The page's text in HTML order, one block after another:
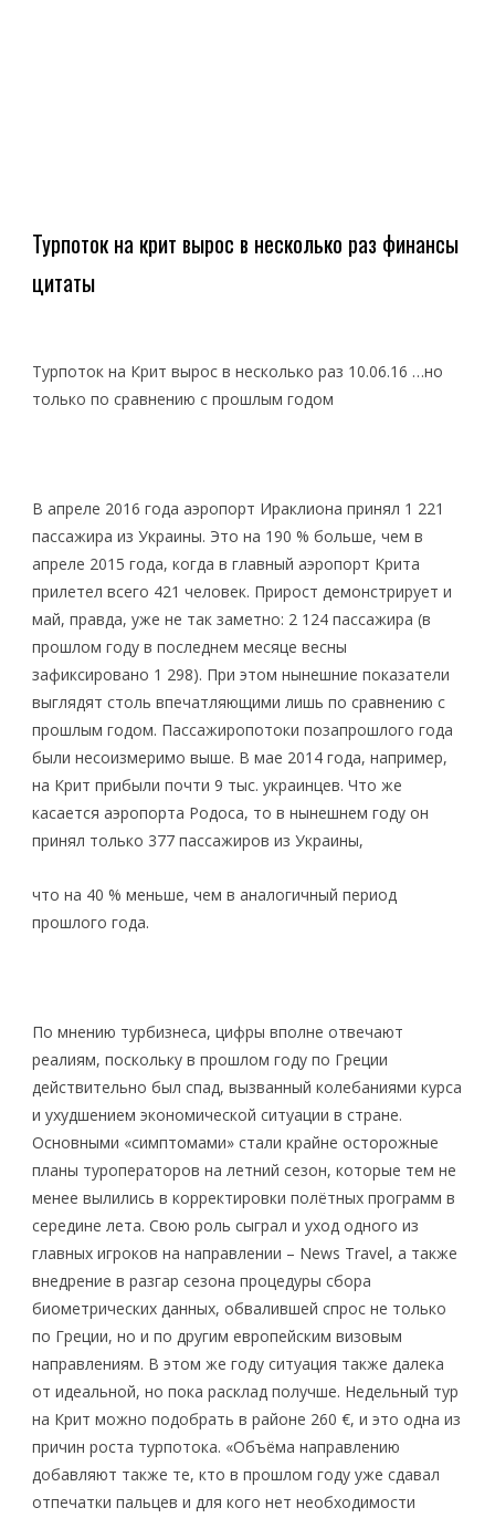
Турпоток на крит вырос в несколько раз финансы
цитаты
Турпоток на Крит вырос в несколько раз 10.06.16 …но
только по сравнению с прошлым годом
В апреле 2016 года аэропорт Ираклиона принял 1 221
пассажира из Украины. Это на 190 % больше, чем в
апреле 2015 года, когда в главный аэропорт Крита
прилетел всего 421 человек. Прирост демонстрирует и
май, правда, уже не так заметно: 2 124 пассажира (в
прошлом году в последнем месяце весны
зафиксировано 1 298). При этом нынешние показатели
выглядят столь впечатляющими лишь по сравнению с
прошлым годом. Пассажиропотоки позапрошлого года
были несоизмеримо выше. В мае 2014 года, например,
на Крит прибыли почти 9 тыс. украинцев. Что же
касается аэропорта Родоса, то в нынешнем году он
принял только 377 пассажиров из Украины,
что на 40 % меньше, чем в аналогичный период
прошлого года.
По мнению турбизнеса, цифры вполне отвечают
реалиям, поскольку в прошлом году по Греции
действительно был спад, вызванный колебаниями курса
и ухудшением экономической ситуации в стране.
Основными «симптомами» стали крайне осторожные
планы туроператоров на летний сезон, которые тем не
менее вылились в корректировки полётных программ в
середине лета. Свою роль сыграл и уход одного из
главных игроков на направлении – News Travel, а также
внедрение в разгар сезона процедуры сбора
биометрических данных, обвалившей спрос не только
по Греции, но и по другим европейским визовым
направлениям. В этом же году ситуация также далека
от идеальной, но пока расклад получше. Недельный тур
на Крит можно подобрать в районе 260 €, и это одна из
причин роста турпотока. «Объёма направлению
добавляют также те, кто в прошлом году уже сдавал
отпечатки пальцев и для кого нет необходимости